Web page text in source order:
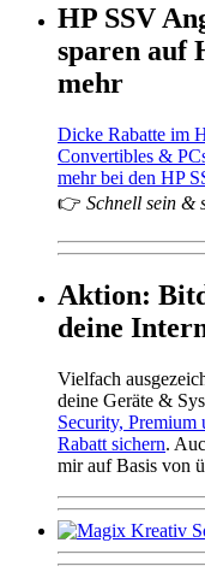
HP SSV
sparen auf
mehr
Dicke Rabatte im
Convertibles &
mehr bei den HP
👉 Schnell sein &
Aktion:
deine
Vielfach
deine Geräte &
Security,
Rabatt sichern.
mir auf Basis von